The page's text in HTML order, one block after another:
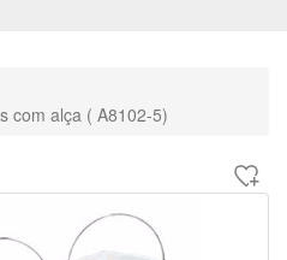
com alça ( A8102-5)